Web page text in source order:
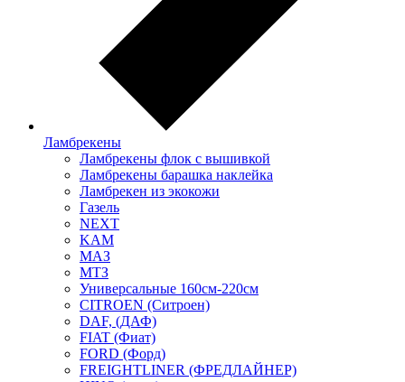
Ламбрекены
Ламбрекены флок с вышивкой
Ламбрекены барашка наклейка
Ламбрекен из экокожи
Газель
NEXT
KAM
МАЗ
МТЗ
Универсальные 160см-220см
CITROEN (Ситроен)
DAF, (ДАФ)
FIAT (Фиат)
FORD (Форд)
FREIGHTLINER (ФРЕДЛАЙНЕР)